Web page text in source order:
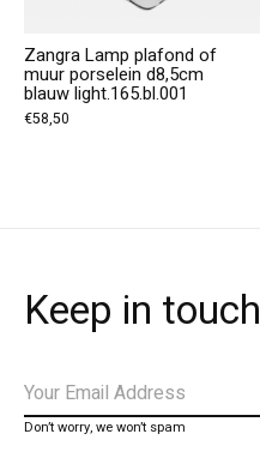
Zangra Lamp plafond of
muur porselein d8,5cm
blauw light.165.bl.001
€58,50
Keep in touch
Don’t worry, we won’t spam